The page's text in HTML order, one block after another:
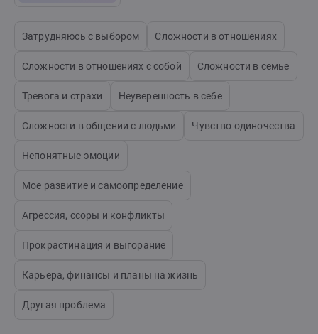
Затрудняюсь с выбором Сложности в отношениях
Сложности в отношениях с собой Сложности в семье
Тревога и страхи Неуверенность в себе
Сложности в общении с людьми Чувство одиночества
Непонятные эмоции
Мое развитие и самоопределение
Агрессия, ссоры и конфликты
Прокрастинация и выгорание
Карьера, финансы и планы на жизнь
Другая проблема